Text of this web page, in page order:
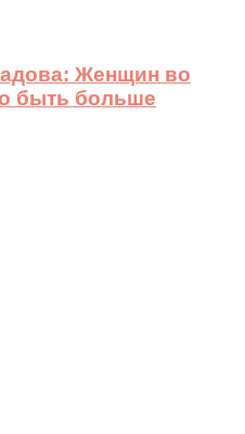
Женщин во
быть больше